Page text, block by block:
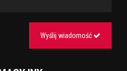
Wyślij wiadomość